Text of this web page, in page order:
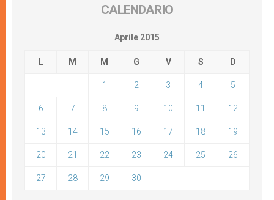
CALENDARIO
Aprile 2015
L M M G V S D
1 2 3 4 5
6 7 8 9 10 11 12
13 14 15 16 17 18 19
20 21 22 23 24 25 26
27 28 29 30